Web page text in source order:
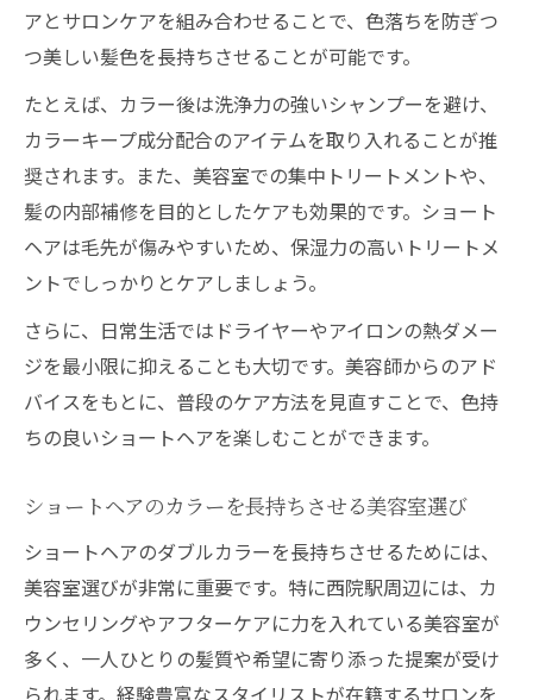
アとサロンケアを組み合わせることで、色落ちを防ぎつ
つ美しい髪色を長持ちさせることが可能です。
たとえば、カラー後は洗浄力の強いシャンプーを避け、
カラーキープ成分配合のアイテムを取り入れることが推
奨されます。また、美容室での集中トリートメントや、
髪の内部補修を目的としたケアも効果的です。ショート
ヘアは毛先が傷みやすいため、保湿力の高いトリートメ
ントでしっかりとケアしましょう。
さらに、日常生活ではドライヤーやアイロンの熱ダメー
ジを最小限に抑えることも大切です。美容師からのアド
バイスをもとに、普段のケア方法を見直すことで、色持
ちの良いショートヘアを楽しむことができます。
ショートヘアのカラーを長持ちさせる美容室選び
ショートヘアのダブルカラーを長持ちさせるためには、
美容室選びが非常に重要です。特に西院駅周辺には、カ
ウンセリングやアフターケアに力を入れている美容室が
多く、一人ひとりの髪質や希望に寄り添った提案が受け
られます。経験豊富なスタイリストが在籍するサロンを